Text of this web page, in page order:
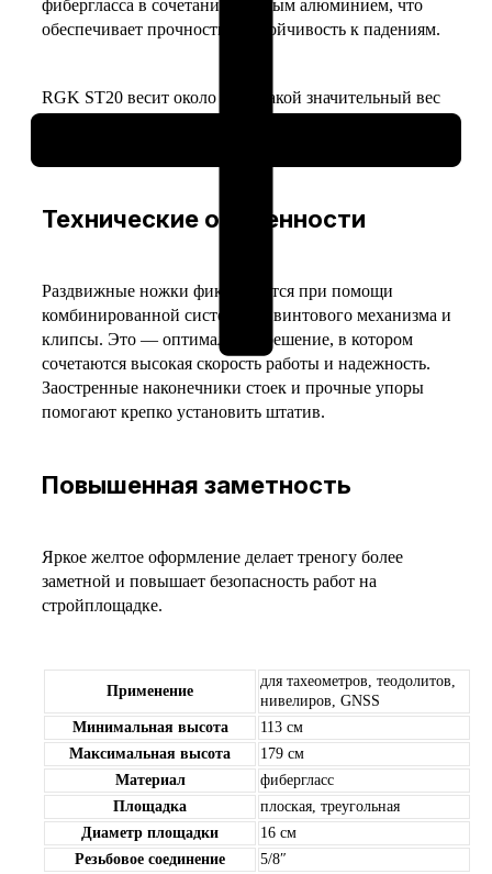
фибергласса в сочетании с литым алюминием, что
обеспечивает прочность и устойчивость к падениям.
RGK ST20 весит около 7 кг. Такой значительный вес
повышает устойчивость и, как следствие, безопасность
Технические особенности
Раздвижные ножки фиксируются при помощи
комбинированной системы из винтового механизма и
клипсы. Это — оптимальное решение, в котором
сочетаются высокая скорость работы и надежность.
Заостренные наконечники стоек и прочные упоры
помогают крепко установить штатив.
Повышенная заметность
Яркое желтое оформление делает треногу более
заметной и повышает безопасность работ на
стройплощадке.
Применение
для тахеометров, теодолитов,
нивелиров, GNSS
Минимальная высота
113 см
Максимальная высота
179 см
Материал
фибергласс
Площадка
плоская, треугольная
Диаметр площадки
16 см
Резьбовое соединение
5/8″